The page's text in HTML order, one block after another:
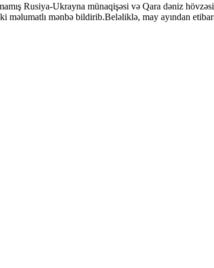
Rusiya-Ukrayna münaqişəsi və Qara dəniz
məlumatlı mənbə bildirib.Beləliklə, may ayından